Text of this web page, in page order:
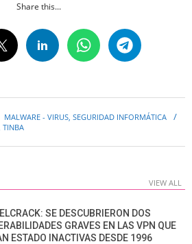
Share this...
MALWARE - VIRUS, SEGURIDAD INFORMÁTICA
TINBA
VIEW ALL
SE DESCUBRIERON DOS
GRAVES EN LAS VPN QUE
ESTADO INACTIVAS DESDE 1996